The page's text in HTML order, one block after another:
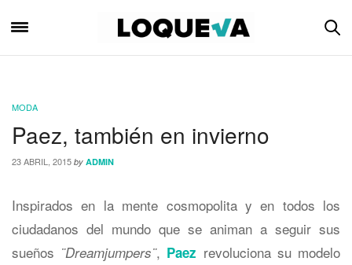
MODA
Paez, también en invierno
23 ABRIL, 2015 by ADMIN
Inspirados en la mente cosmopolita y en todos los
ciudadanos del mundo que se animan a seguir sus
sueños ¨Dreamjumpers¨, Paez revoluciona su modelo